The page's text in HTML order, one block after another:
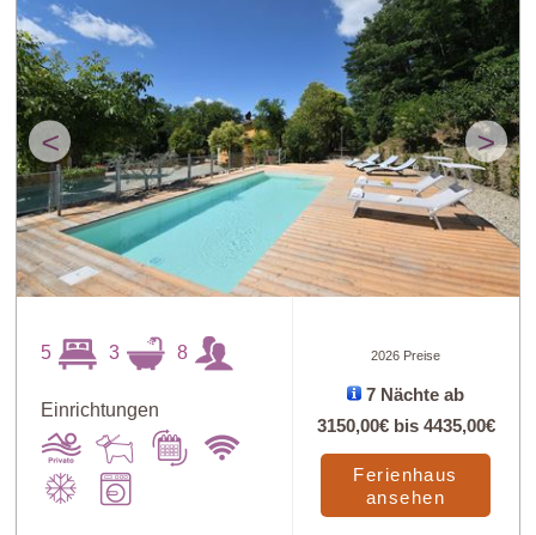
< >
5 3 8
Einrichtungen
2026 Preise
7 Nächte ab
3150,00€bis 4435,00€
Ferienhaus
ansehen